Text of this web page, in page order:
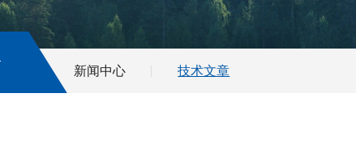
新闻中心 技术文章